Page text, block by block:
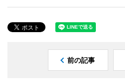
前の記事